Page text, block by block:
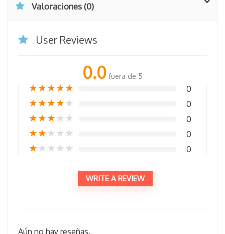
Valoraciones (0)
User Reviews
0.0 fuera de 5
★★★★★ 0
★★★★★ 0
★★★★★ 0
★★★★★ 0
★★★★★ 0
WRITE A REVIEW
Aún no hay reseñas.